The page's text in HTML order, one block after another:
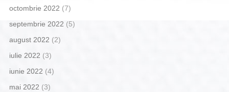
octombrie 2022 (7)
septembrie 2022 (5)
august 2022 (2)
iulie 2022 (3)
iunie 2022 (4)
mai 2022 (3)